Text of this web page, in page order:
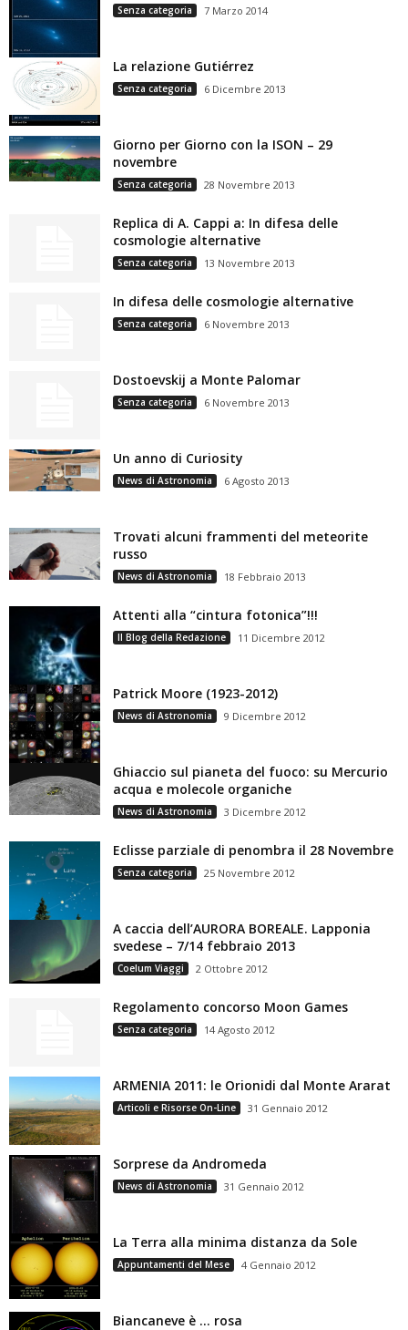
Senza categoria 7 Marzo 2014
La relazione Gutiérrez
Senza categoria 6 Dicembre 2013
Giorno per Giorno con la ISON – 29
novembre
Senza categoria 28 Novembre 2013
Replica di A. Cappi a: In difesa delle
cosmologie alternative
Senza categoria 13 Novembre 2013
In difesa delle cosmologie alternative
Senza categoria 6 Novembre 2013
Dostoevskij a Monte Palomar
Senza categoria 6 Novembre 2013
Un anno di Curiosity
News di Astronomia 6 Agosto 2013
Trovati alcuni frammenti del meteorite
russo
News di Astronomia 18 Febbraio 2013
Attenti alla “cintura fotonica”!!!
Il Blog della Redazione 11 Dicembre 2012
Patrick Moore (1923-2012)
News di Astronomia 9 Dicembre 2012
Ghiaccio sul pianeta del fuoco: su Mercurio
acqua e molecole organiche
News di Astronomia 3 Dicembre 2012
Eclisse parziale di penombra il 28 Novembre
Senza categoria 25 Novembre 2012
A caccia dell’AURORA BOREALE. Lapponia
svedese – 7/14 febbraio 2013
Coelum Viaggi 2 Ottobre 2012
Regolamento concorso Moon Games
Senza categoria 14 Agosto 2012
ARMENIA 2011: le Orionidi dal Monte Ararat
Articoli e Risorse On-Line 31 Gennaio 2012
Sorprese da Andromeda
News di Astronomia 31 Gennaio 2012
La Terra alla minima distanza da Sole
Appuntamenti del Mese 4 Gennaio 2012
Biancaneve è … rosa